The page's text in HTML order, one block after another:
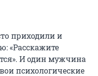
приходили и
«Расскажите
И один мужчина
психологические